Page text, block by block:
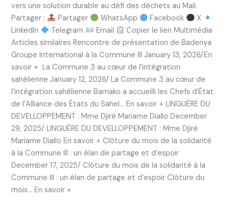
vers une solution durable au défi des déchets au Mali.
Partager :
Partager WhatsApp Facebook
X
LinkedIn
Telegram Email
Copier le lien Multimédia
Articles similaires Rencontre de présentation de Badenya
Groupe International à la Commune III January 13, 2026/En
savoir + La Commune 3 au cœur de l’intégration
sahélienne January 12, 2026/ La Commune 3 au cœur de
l’intégration sahélienne Bamako a accueilli les Chefs d’État
de l’Alliance des États du Sahel… En savoir + LINGUÈRE DU
DEVELLOPPEMENT : Mme Djiré Mariame Diallo December
29, 2025/ LINGUÈRE DU DEVELLOPPEMENT : Mme Djiré
Mariame Diallo En savoir + Clôture du mois de la solidarité
à la Commune III : un élan de partage et d’espoir
December 17, 2025/ Clôture du mois de la solidarité à la
Commune III : un élan de partage et d’espoir Clôture du
mois… En savoir +